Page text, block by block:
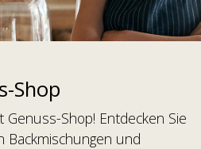
Shop
Shop! Entdecken Sie
Backmischungen und